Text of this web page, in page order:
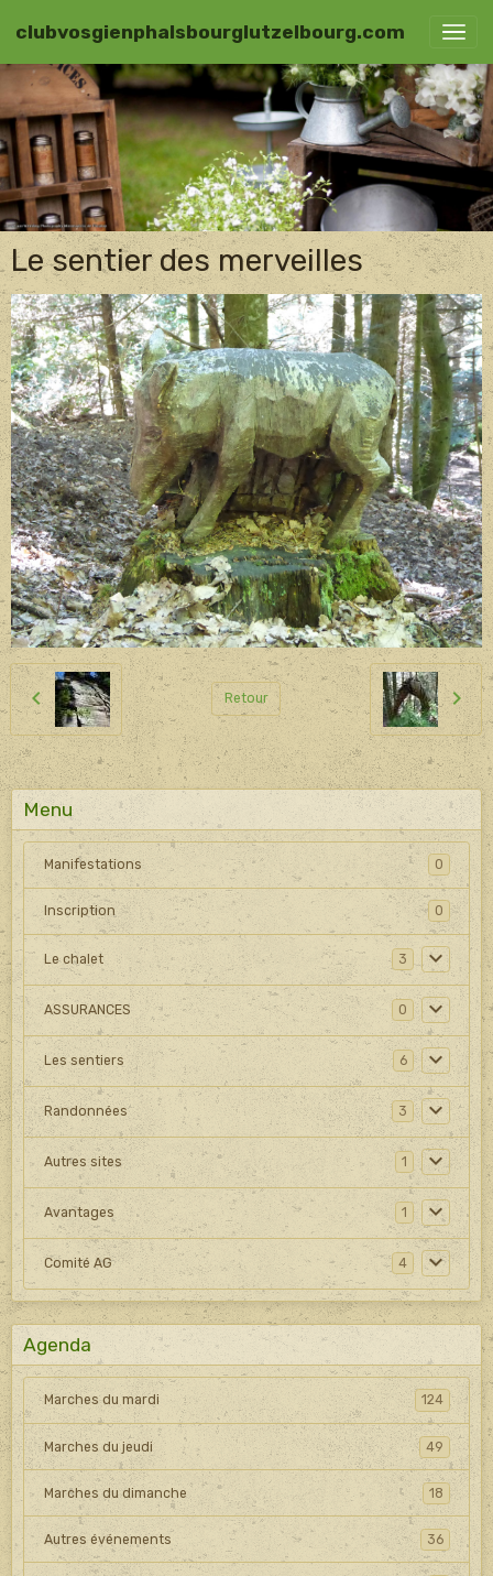
clubvosgienphalsbourglutzelbourg.com
Le sentier des merveilles
Retour
Menu
Manifestations 0
Inscription 0
Le chalet 3
ASSURANCES 0
Les sentiers 6
Randonnées 3
Autres sites 1
Avantages 1
Comité AG 4
Agenda
Marches du mardi 124
Marches du jeudi 49
Marches du dimanche 18
Autres événements 36